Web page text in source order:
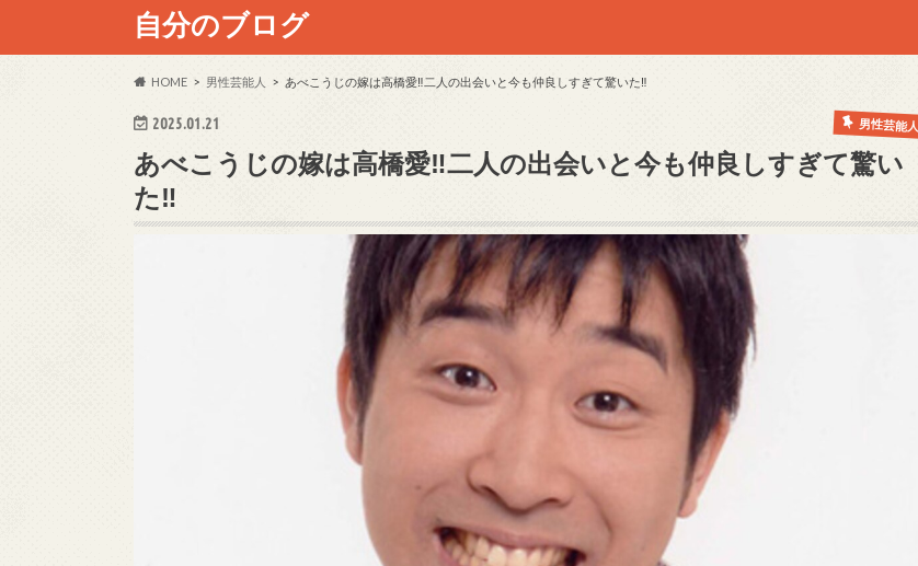
自分のブログ
HOME 男性芸能人 あべこうじの嫁は高橋愛‼二人の出会いと今も仲良しすぎて驚いた‼
2025.01.21 男性芸能人
あべこうじの嫁は高橋愛‼二人の出会いと今も仲良しすぎて驚い
た‼